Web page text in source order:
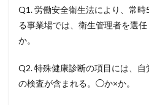
Q1. 労働安全衛生法により、常
る事業場では、衛生管理者を選
か。
Q2. 特殊健康診断の項目には、
の検査が含まれる。◯か×か。